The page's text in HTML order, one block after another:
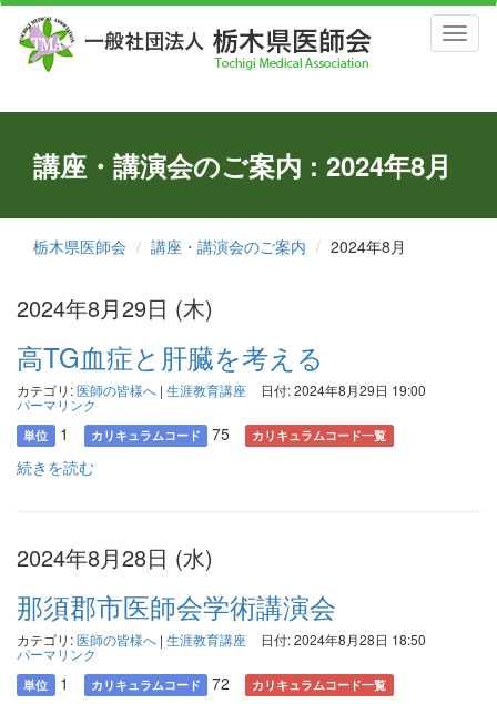
講座・講演会のご案内 : 2024年8月
栃木県医師会 講座・講演会のご案内 2024年8月
2024年8月29日 (木)
高TG血症と肝臓を考える
カテゴリ:医師の皆様へ | 生涯教育講座 日付: 2024年8月29日 19:00
パーマリンク
単位 1 カリキュラムコード 75 カリキュラムコード一覧
続きを読む
2024年8月28日 (水)
那須郡市医師会学術講演会
カテゴリ:医師の皆様へ | 生涯教育講座 日付: 2024年8月28日 18:50
パーマリンク
単位 1 カリキュラムコード 72 カリキュラムコード一覧